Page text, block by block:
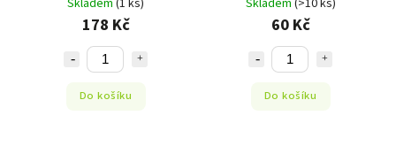
178 Kč
Do košíku
60 Kč
Do košíku